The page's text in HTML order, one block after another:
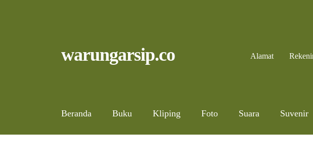
to
to
warungarsip.co Alamat
Beranda Buku Kliping Foto Suara Suvenir